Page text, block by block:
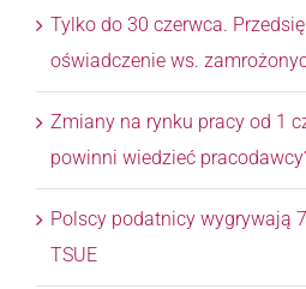
Tylko do 30 czerwca.
oświadczenie ws.
Zmiany na rynku pracy od 1
powinni wiedzieć
Polscy podatnicy wygrywają
TSUE